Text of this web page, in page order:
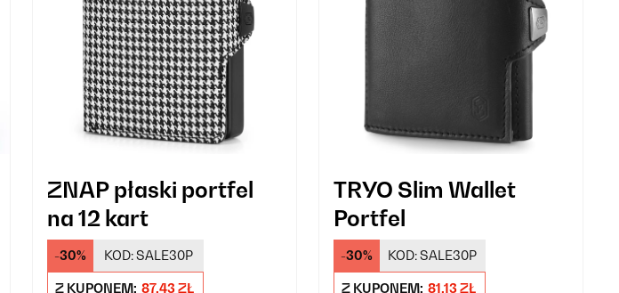
ZNAP płaski portfel
na 12 kart
-30% KOD:SALE30P
Z KUPONEM: 87,43 ZŁ
TRYO Slim Wallet
Portfel
-30% KOD: SALE30P
Z KUPONEM: 81,13 ZŁ